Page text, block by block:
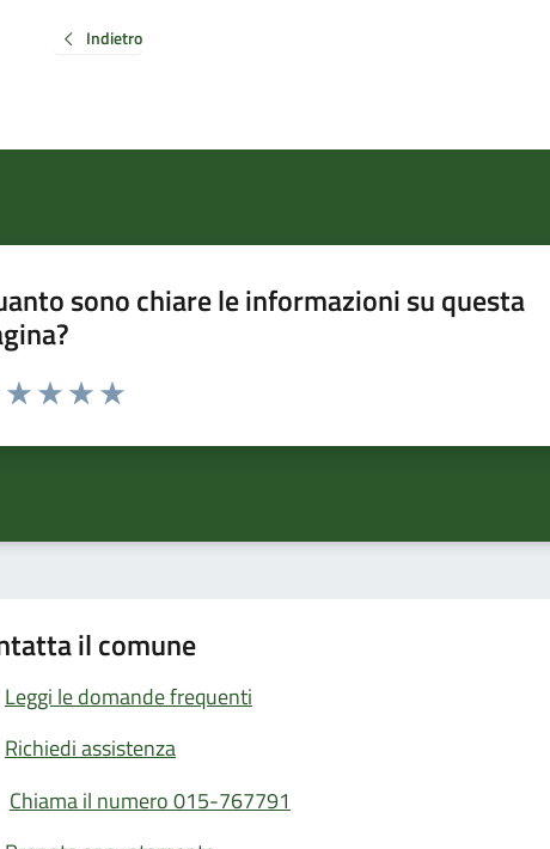
Indietro
sono chiare le informazioni su questa
da 1 a 5 stelle la pagina
il comune
Leggi le domande frequenti
Richiedi assistenza
Chiama il numero 015-767791